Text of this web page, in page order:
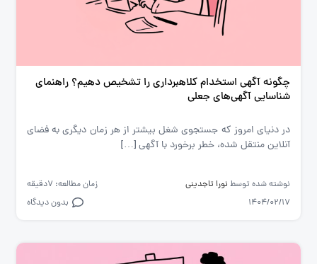
چگونه آگهی استخدام کلاهبرداری را تشخیص دهیم؟ راهنمای
شناسایی آگهی‌های جعلی
در دنیای امروز که جستجوی شغل بیشتر از هر زمان دیگری به فضای
آنلاین منتقل شده، خطر برخورد با آگهی […]
نوشته شده توسط نورا تاجدینی
زمان مطالعه: 7دقیقه
1404/02/17
بدون دیدگاه